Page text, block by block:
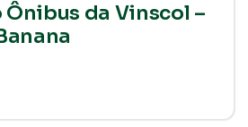
da Vinscol –